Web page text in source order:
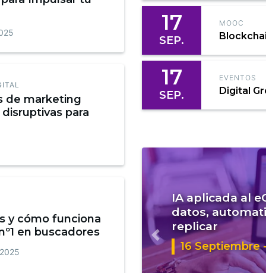
de marketing
para
y cómo funciona
en buscadores
17
SEP.
MOOC
17
SEP.
EVENTOS
Digital
IA aplicada al
datos,
replicar
16 Septiembre
Anterior